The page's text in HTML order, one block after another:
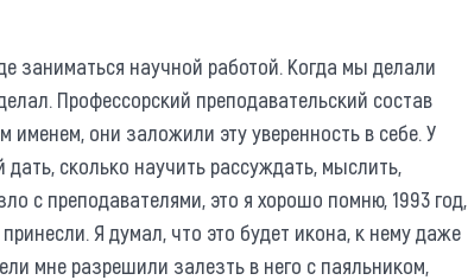
заниматься научной работой. Когда мы делали
Профессорский преподавательский состав
они заложили эту уверенность в себе. У
сколько научить рассуждать, мыслить,
с преподавателями, это я хорошо помню, 1993 год,
Я думал, что это будет икона, к нему даже
мне разрешили залезть в него с паяльником,